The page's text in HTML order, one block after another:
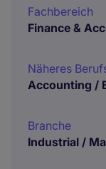
Fachbereich
Finance &
Näheres
Accounting /
Branche
Industrial /